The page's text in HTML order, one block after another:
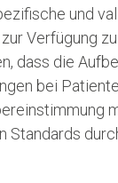
und
Verfügung
dass die
bei
Standards